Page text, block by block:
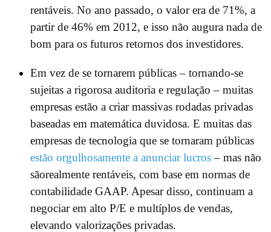
rentáveis. No ano passado, o valor era de 71%, a
partir de 46% em 2012, e isso não augura nada de
bom para os futuros retornos dos investidores.
Em vez de se tornarem públicas – tornando-se
sujeitas a rigorosa auditoria e regulação – muitas
empresas estão a criar massivas rodadas privadas
baseadas em matemática duvidosa. E muitas das
empresas de tecnologia que se tornaram públicas
estão orgulhosamente a anunciar lucros– mas não
sãorealmente rentáveis, com base em normas de
contabilidade GAAP. Apesar disso, continuam a
negociar em alto P/E e multíplos de vendas,
elevando valorizações privadas.